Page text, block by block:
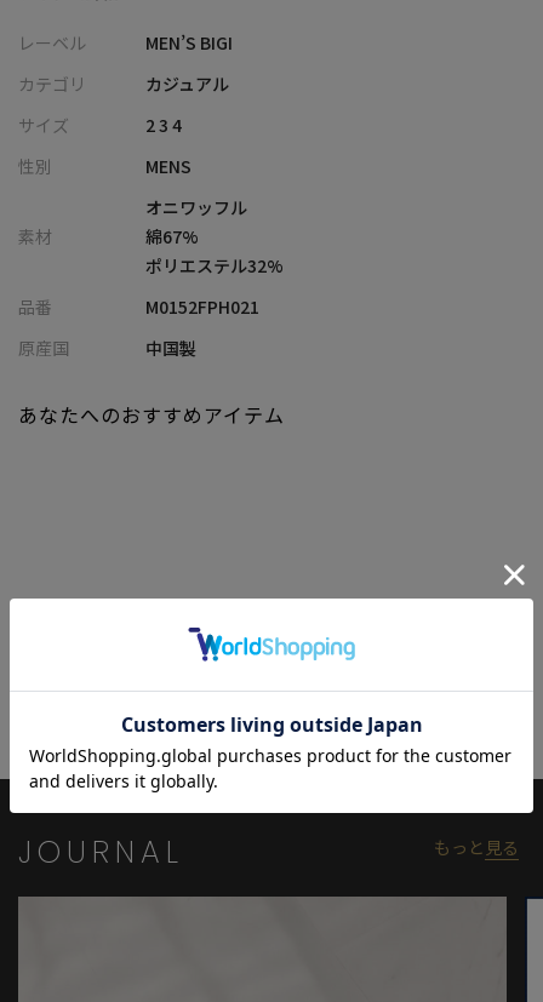
綿とポリエステルをワッフル状に編み込むことで、編み地と素材
の縮率差から生まれる独特の凹凸感が特徴です。やわらかな肌触
ウエストゴム仕様のイージーパンツで、リラックス感とスマート
さを両立しています。
【シルエット】
素材の優れたストレッチ性を活かし、タイトでスタイリッシュな
スフリーな履き心地を実現しています。
トです。ワッフル素材特有の凹凸感がさりげない立体感を演出
【セットアップジャケット品番】
オニワッフルジャケット：M0151FJ016
モデル 身長184cm 胸囲95cm ウエスト78cm ヒップ94cm 着用サ
イズ：03（L）
※照明・光の加減、PCやスマートフォンなどの環境により、製品
※画像はサンプルのため、色味やサイズ等の仕様が変更になる場
合がございます。
※サイズは弊社規定の採寸によって記載しておりますが、若干の
レーベル
MEN’S BIGI
カテゴリ
カジュアル
サイズ
2 3 4
性別
MENS
素材
オニワッフル
綿67%
ポリエステル32%
品番
M0152FPH021
原産国
中国製
あなたへのおすすめアイテム
JOURNAL もっと 見る